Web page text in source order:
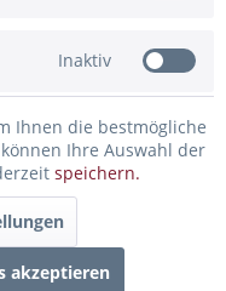
deine Frage zu
Inaktiv
Ihnen die bestmögliche
Ihre Auswahl der
speichern.
akzeptieren